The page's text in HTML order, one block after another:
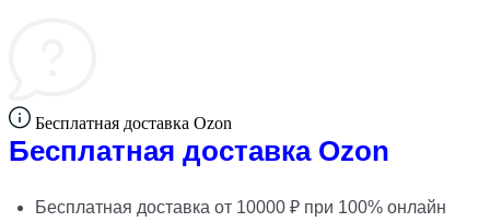
Бесплатная доставка Ozon
Бесплатная доставка Ozon
Бесплатная доставка от 10000 ₽ при 100% онлайн